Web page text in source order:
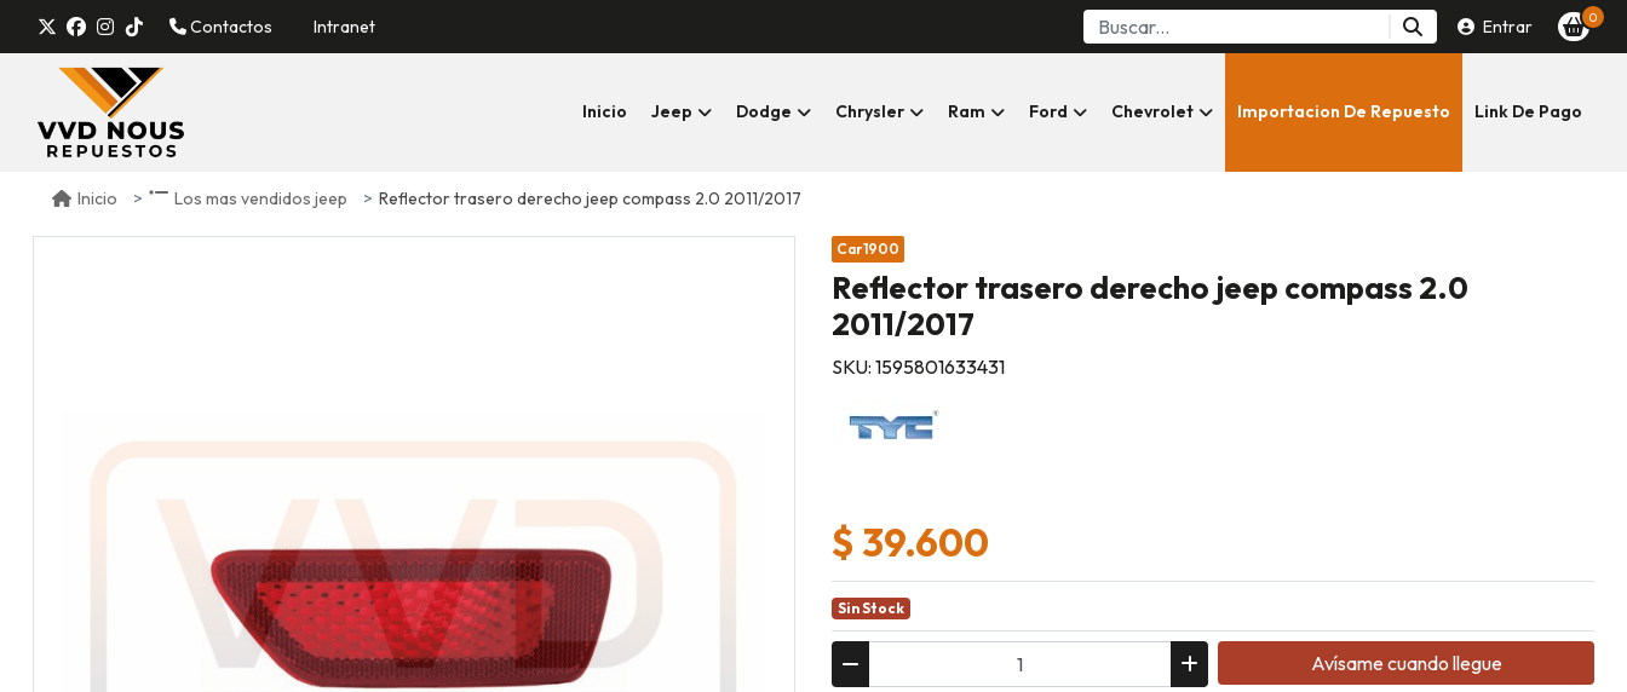
Contactos Intranet Entrar 0
Inicio Jeep Dodge Chrysler Ram Ford Chevrolet Importacion De Repuesto Link De Pago
Inicio Los mas vendidos jeep Reflector trasero derecho jeep compass 2.0 2011/2017
Car1900
Reflector trasero derecho jeep compass 2.0
2011/2017
SKU: 1595801633431
$ 39.600
Sin Stock
Avísame cuando llegue